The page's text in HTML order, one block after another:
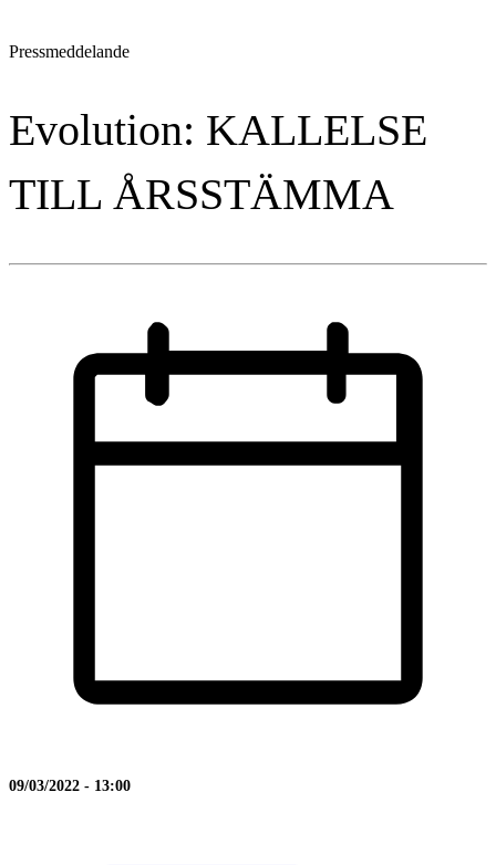
Pressmeddelande
Evolution: KALLELSE
TILL ÅRSSTÄMMA
09/03/2022 - 13:00